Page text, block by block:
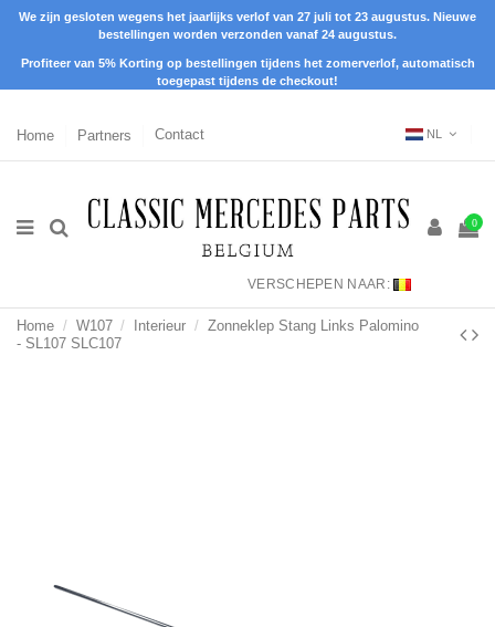
We zijn gesloten wegens het jaarlijks verlof van 27 juli tot 23 augustus. Nieuwe
bestellingen worden verzonden vanaf 24 augustus.
Profiteer van 5% Korting op bestellingen tijdens het zomerverlof, automatisch
toegepast tijdens de checkout!
Home Partners Contact NL
0
VERSCHEPEN NAAR:
Home W107 Interieur
Zonneklep Stang Links Palomino
- SL107 SLC107